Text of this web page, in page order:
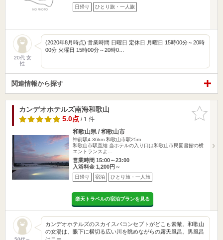
日帰り ひとり旅・一人旅
20代 女
性
(2020年8月時点) 営業時間 日曜日 定休日 月曜日 15時00分～20時
00分 火曜日 15時00分～20時0…
関連情報から探す
お気に入
りに追加
カンデオホテルズ南海和歌山
5.0点/ 1 件
和歌山県 / 和歌山市
神前駅4.36km 和歌山市駅25m
和歌山市駅直結 当ホテルの入り口は和歌山市民図書館の横
エントランスよ…
営業時間 15:00～23:00
入浴料金 1,200円～
日帰り 宿泊 ひとり旅・一人旅
楽天トラベルの宿泊プランを見る
カンデオホテルズのスカイスパコンセプトがどこも素敵。和歌山
の女湯は、眼下に横切る広い川を眺めながらの露天風呂。男風呂